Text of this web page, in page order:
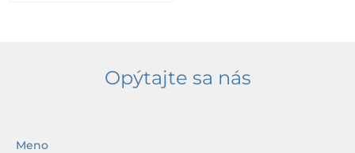
Opýtajte sa nás
Meno